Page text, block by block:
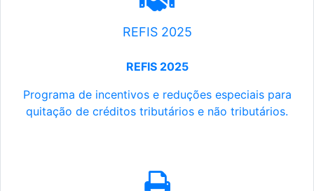
REFIS 2025
REFIS 2025
Programa de incentivos e reduções especiais para
quitação de créditos tributários e não tributários.